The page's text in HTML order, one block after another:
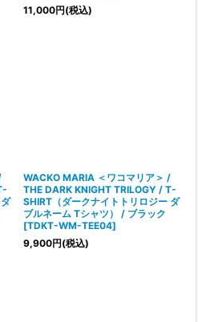
11,000円(税込)
WACKO MARIA ＜ワコマリア＞ /
THE DARK KNIGHT TRILOGY / T-
SHIRT（ダークナイトトリロジー ダ
ブルネーム Tシャツ） / ブラック
[TDKT-WM-TEE04]
9,900円(税込)